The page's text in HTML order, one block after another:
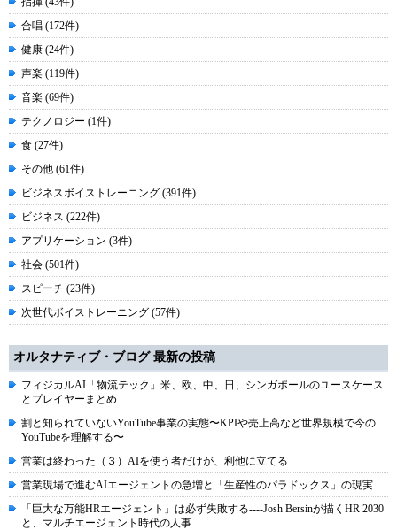
合唱 (172件)
健康 (24件)
声楽 (119件)
音楽 (69件)
テクノロジー (1件)
食 (27件)
その他 (61件)
ビジネスボイストレーニング (391件)
ビジネス (222件)
アプリケーション (3件)
社会 (501件)
スピーチ (23件)
次世代ボイストレーニング (57件)
オルタナティブ・ブログ 最新の投稿
フィジカルAI「物流テック」米、欧、中、日、シンガポールのユースケース
とプレイヤーまとめ
割と知られていないYouTube事業の実態〜KPIや売上高など世界規模で今の
YouTubeを理解する〜
営業は終わった（３）AIを使う者だけが、利他に立てる
営業現場で進むAIエージェントの急増と「生産性のパラドックス」の現実
「巨大な万能HRエージェント」は必ず失敗する----Josh Bersinが描くHR 2030
と、マルチエージェント時代の人事